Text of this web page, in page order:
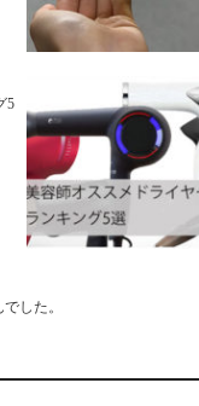
5
した。